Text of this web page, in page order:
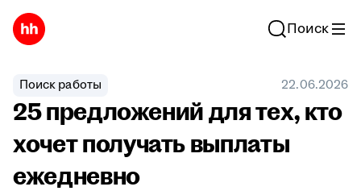
Поиск
Поиск работы 22.06.2026
25 предложений для тех, кто
хочет получать выплаты
ежедневно